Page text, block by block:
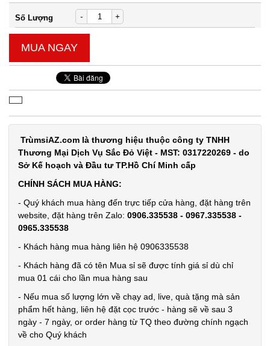
Số Lượng - +
MUA NGAY
TrùmsỉAZ.com là thương hiệu thuộc công ty TNHH
Thương Mại Dịch Vụ Sắc Đỏ Việt - MST: 0317220269 - do
Sở Kế hoạch và Đầu tư TP.Hồ Chí Minh cấp
CHÍNH SÁCH MUA HÀNG:
- Quý khách mua hàng đến trực tiếp cửa hàng, đặt hàng trên
website, đặt hàng trên Zalo: 0906.335538 - 0967.335538 -
0965.335538
- Khách hàng mua hàng liên hệ 0906335538
- Khách hàng đã có tên Mua sỉ sẽ được tính giá sỉ dù chỉ
mua 01 cái cho lần mua hàng sau
- Nếu mua số lượng lớn về chạy ad, live, quà tặng mà sản
phẩm hết hàng, liên hệ đặt cọc trước - hàng sẽ về sau 3
ngày - 7 ngày, or order hàng từ TQ theo đường chính ngạch
về cho Quý khách
chống xe
2 dây rút (
T500, Full
Vat )
SP:
001545
GIÁ:
TÌNH
Đặt
hàng